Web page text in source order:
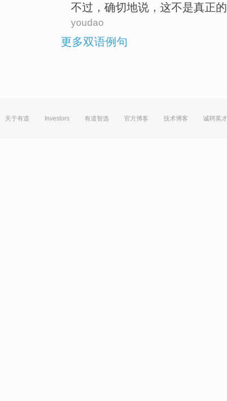
不过 ， 确切地说 ， 这不是真正的
youdao
更多双语例句
关于有道 Investors 有道智选 官方博客 技术博客 诚聘英才